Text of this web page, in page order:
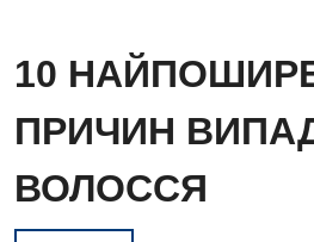
10
ПРИЧИН
ВОЛОССЯ